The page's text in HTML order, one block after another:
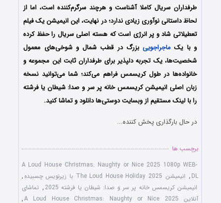
طرفداران سریال کاملا آشناست و هرچند سرگرم‌کننده است، اما از
لحاظ داستانی نوآوری زیادی ندارد؛ در نهایت، این انیمیشن یک فیلم
تعطیلاتی شاد و پر انرژی است که هسته اصلی سریال را حفظ کرده
و با یک ماجراجویی بزرگ در قطب شمال و شوخی‌های معمول
شخصیت‌ها، یک تجربه دلپذیر برای طرفداران ثابت این مجموعه و
خانواده‌ها در طول کریسمس فراهم می‌کند؛شما می‌توانید نسخه
زبان اصلی انیمیشن کریسمس خانه پر سر و صدا: شیطان یا فرشته
را با لینک مستقیم از وبسایت دوستی‌ها دانلود و تماشا کنید.
در حال بارگذاری پخش کننده...
برچسب ها
A Loud House Christmas: Naughty or Nice 2025 1080p WEB-
DL
, انیمیشن The Loud House Holiday 2025 با زیرنویس چسبیده
,
انیمیشن کریسمس خانه پر سر و صدا: شیطان یا فرشته 2025
, تماشای
آنلاین A Loud House Christmas: Naughty or Nice 2025
,